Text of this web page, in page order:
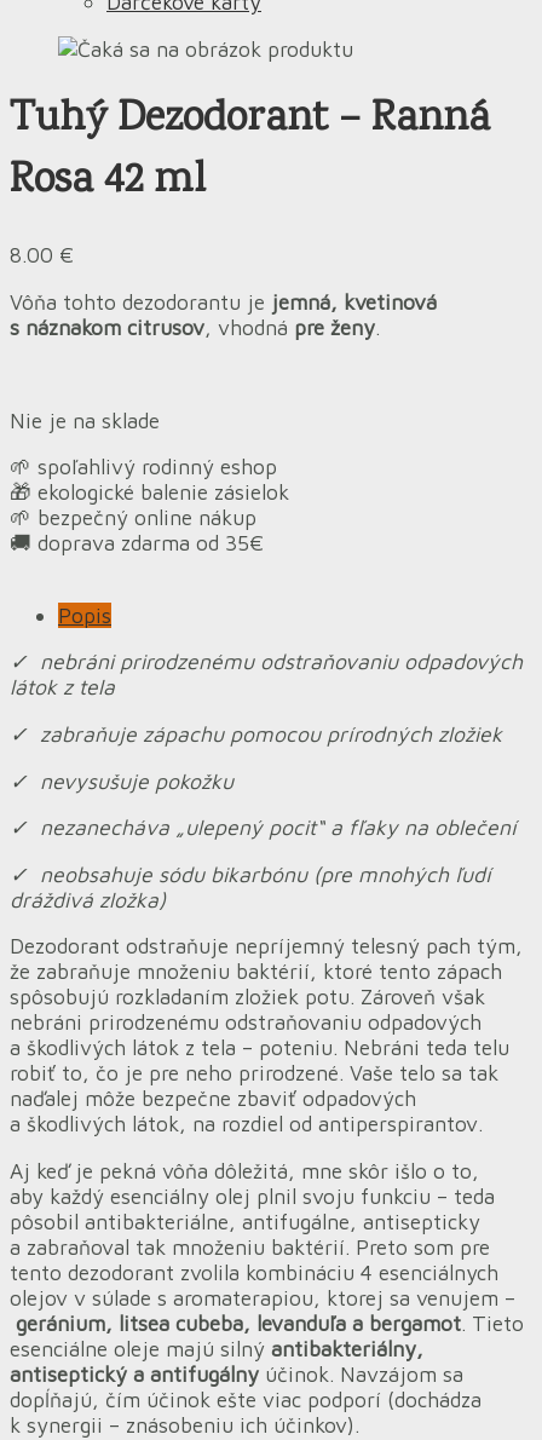
Tuhý Dezodorant – Ranná
Rosa 42 ml
8.00 €
Vôňa tohto dezodorantu je jemná, kvetinová
s náznakom citrusov, vhodná pre ženy.
Nie je na sklade
🌱 spoľahlivý rodinný eshop
🎁 ekologické balenie zásielok
🌱 bezpečný online nákup
🚚 doprava zdarma od 35€
Popis
✓ nebráni prirodzenému odstraňovaniu odpadových
látok z tela
✓ zabraňuje zápachu pomocou prírodných zložiek
✓ nevysušuje pokožku
✓ nezanecháva „ulepený pocit“ a fľaky na oblečení
✓ neobsahuje sódu bikarbónu (pre mnohých ľudí
dráždivá zložka)
Dezodorant odstraňuje nepríjemný telesný pach tým,
že zabraňuje množeniu baktérií, ktoré tento zápach
spôsobujú rozkladaním zložiek potu. Zároveň však
nebráni prirodzenému odstraňovaniu odpadových
a škodlivých látok z tela – poteniu. Nebráni teda telu
robiť to, čo je pre neho prirodzené. Vaše telo sa tak
naďalej môže bezpečne zbaviť odpadových
a škodlivých látok, na rozdiel od antiperspirantov.
Aj keď je pekná vôňa dôležitá, mne skôr išlo o to,
aby každý esenciálny olej plnil svoju funkciu – teda
pôsobil antibakteriálne, antifugálne, antisepticky
a zabraňoval tak množeniu baktérií. Preto som pre
tento dezodorant zvolila kombináciu 4 esenciálnych
olejov v súlade s aromaterapiou, ktorej sa venujem –
geránium, litsea cubeba, levanduľa a bergamot. Tieto
esenciálne oleje majú silný antibakteriálny,
antiseptický a antifugálny účinok. Navzájom sa
dopĺňajú, čím účinok ešte viac podporí (dochádza
k synergii – znásobeniu ich účinkov).